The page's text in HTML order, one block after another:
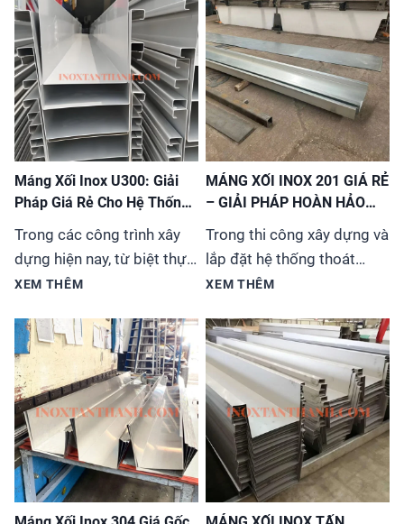
Máng Xối Inox U300: Giải
Pháp Giá Rẻ Cho Hệ Thống
Trong các công trình xây
dựng hiện nay, từ biệt thự,
nhà phố đến các tòa nhà
thống máng xối (hay còn
gọi là ống thoát nước
mưa) không chỉ đơn thuần
là giải quyết vấn đề kỹ
thuật mà còn liên quan đến
tính thẩm mỹ và độ...
XEM THÊM
MÁNG XỐI INOX 201 GIÁ RẺ
– GIẢI PHÁP HOÀN HẢO
CHO MỌI CÔNG TRÌNH
Trong thi công xây dựng và
lắp đặt hệ thống thoát
nước, việc lựa chọn vật liệu
lượng vừa tiết kiệm chi phí
luôn là ưu tiên hàng
đầu. Máng xối inox 201 đã
trở thành sự lựa chọn tối
ưu cho đa dạng công trình
từ nhà ở, biệt thự...
XEM THÊM